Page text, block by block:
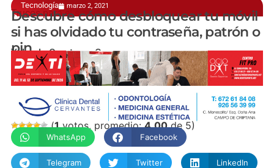
Tecnología marzo 2, 2021
Trucos para el smartphone
Descubre cómo desbloquear tu móvil
si has olvidado tu contraseña, patrón o
pin
Yolanda Cuarteros Carmona
(1votos, promedio:4,00de 5)
WhatsApp Facebook
Telegram Twitter LinkedIn